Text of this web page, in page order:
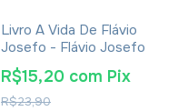
Livro A Vida De Flávio
Josefo - Flávio Josefo
R$23,90
R$15,20 com Pix